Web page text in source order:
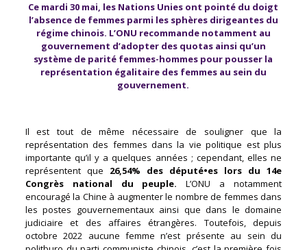
Ce mardi 30 mai, les Nations Unies ont pointé du doigt
l’absence de femmes parmi les sphères dirigeantes du
régime chinois. L’ONU recommande notamment au
gouvernement d’adopter des quotas ainsi qu’un
système de parité femmes-hommes pour pousser la
représentation égalitaire des femmes au sein du
gouvernement.
Il est tout de même nécessaire de souligner que la
représentation des femmes dans la vie politique est plus
importante qu’il y a quelques années ; cependant, elles ne
représentent que 26,54% des député•es lors du 14e
Congrès national du peuple. L’ONU a notamment
encouragé la Chine à augmenter le nombre de femmes dans
les postes gouvernementaux ainsi que dans le domaine
judiciaire et des affaires étrangères. Toutefois, depuis
octobre 2022 aucune femme n’est présente au sein du